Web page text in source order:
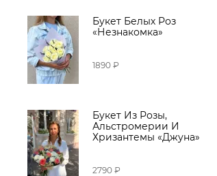
Букет Белых Роз
«Незнакомка»
1890 ₽
Букет Из Розы,
Альстромерии И
Хризантемы «Джуна»
2790 ₽